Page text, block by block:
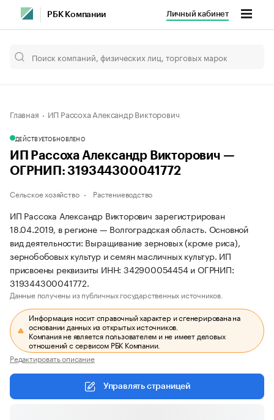
РБК Компании Личный кабинет
Главная ИП Рассоха Александр Викторович
ДЕЙСТВУЕТОБНОВЛЕНО
ИП Рассоха Александр Викторович —
ОГРНИП: 319344300041772
Сельское хозяйство Растениеводство
ИП Рассоха Александр Викторович зарегистрирован
18.04.2019, в регионе — Волгоградская область. Основной
вид деятельности: Выращивание зерновых (кроме риса),
зернобобовых культур и семян масличных культур. ИП
присвоены реквизиты ИНН: 342900054454 и ОГРНИП:
319344300041772.
Данные получены из публичных государственных источников.
Информация носит справочный характер и сгенерирована на
основании данных из открытых источников.
Компания не является пользователем и не имеет деловых
отношений с сервисом РБК Компании.
Редактировать описание
Управлять страницей